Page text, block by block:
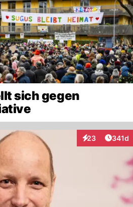
sich gegen
23
Interaktionen
341d